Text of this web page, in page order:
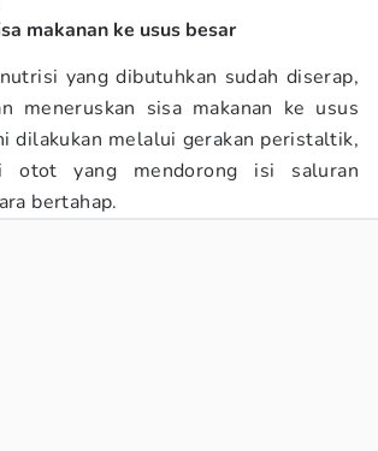
makanan ke usus besar
yang dibutuhkan sudah diserap,
meneruskan sisa makanan ke usus
dilakukan melalui gerakan peristaltik,
otot yang mendorong isi saluran
bertahap.